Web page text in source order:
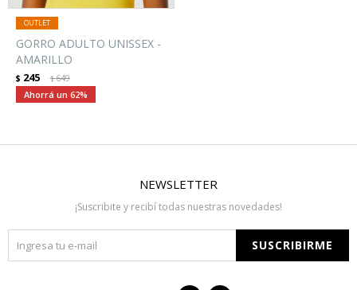
GORRO ADULTO UNISSEX -
AMARILLO
$ 245 $649
62
NEWSLETTER
¡Suscribite y recibí todas nuestras novedades!
SUSCRIBIRME